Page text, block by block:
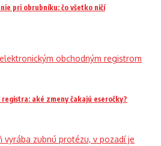
pri obrubníku: čo všetko ničí
aké zmeny čakajú eseročky?